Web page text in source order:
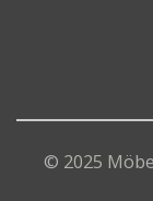
© 2025